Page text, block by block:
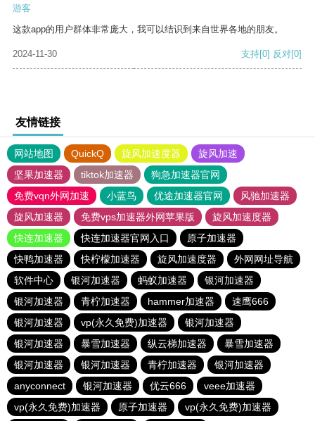
游客
这款app的用户群体非常庞大，我可以结识到来自世界各地的朋友。
2024-11-30 支持[0] 反对[0]
友情链接
网站地图 QuickQ 旋风加速度器
旋风加速
坚果加速器
tiktok加速器
狗急加速器官网
免费vqn外网加速
小蓝鸟 优途加速器官网
风驰加速器
旋风加速器
免费vps加速器外网苹果版
旋风加速度器
快连加速器
快连加速器官网入口
原子加速器
快鸭加速器
快柠檬加速器 旋风加速度器
外网网址导航
软件中心
银河加速器 蚂蚁加速器
银河加速器
银河加速器
青柠加速器 hammer加速器
速鹰666
银河加速器
vp(永久免费)加速器
银河加速器
银河加速器
暴雪加速器 纵云梯加速器
暴雪加速器
银河加速器
银河加速器 青柠加速器
银河加速器
anyconnect
银河加速器 优云666
veee加速器
vp(永久免费)加速器
原子加速器 vp(永久免费)加速器